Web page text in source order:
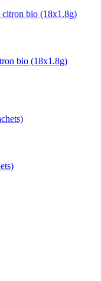
bio (18x1.8g)